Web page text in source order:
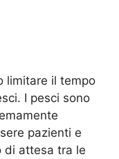
limitare il tempo
I pesci sono
pazienti e
di attesa tra le